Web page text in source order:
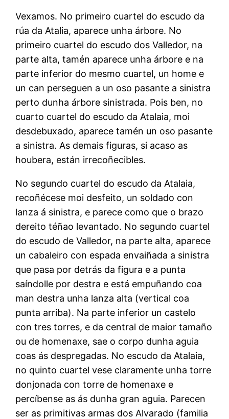
Vexamos. No primeiro cuartel do escudo da
rúa da Atalia, aparece unha árbore. No
primeiro cuartel do escudo dos Valledor, na
parte alta, tamén aparece unha árbore e na
parte inferior do mesmo cuartel, un home e
un can perseguen a un oso pasante a sinistra
perto dunha árbore sinistrada. Pois ben, no
cuarto cuartel do escudo da Atalaia, moi
desdebuxado, aparece tamén un oso pasante
a sinistra. As demais figuras, si acaso as
houbera, están irrecoñecibles.
No segundo cuartel do escudo da Atalaia,
recoñécese moi desfeito, un soldado con
lanza á sinistra, e parece como que o brazo
dereito téñao levantado. No segundo cuartel
do escudo de Valledor, na parte alta, aparece
un cabaleiro con espada envaiñada a sinistra
que pasa por detrás da figura e a punta
saíndolle por destra e está empuñando coa
man destra unha lanza alta (vertical coa
punta arriba). Na parte inferior un castelo
con tres torres, e da central de maior tamaño
ou de homenaxe, sae o corpo dunha aguia
coas ás despregadas. No escudo da Atalaia,
no quinto cuartel vese claramente unha torre
donjonada con torre de homenaxe e
percíbense as ás dunha gran aguia. Parecen
ser as primitivas armas dos Alvarado (familia